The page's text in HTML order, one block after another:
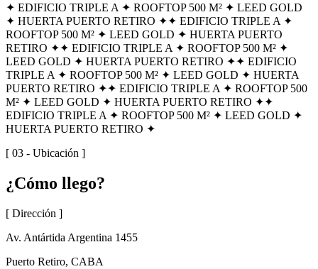
✦ EDIFICIO TRIPLE A ✦ ROOFTOP 500 M² ✦ LEED GOLD
✦ HUERTA PUERTO RETIRO ✦✦ EDIFICIO TRIPLE A ✦
ROOFTOP 500 M² ✦ LEED GOLD ✦ HUERTA PUERTO
RETIRO ✦✦ EDIFICIO TRIPLE A ✦ ROOFTOP 500 M² ✦
LEED GOLD ✦ HUERTA PUERTO RETIRO ✦✦ EDIFICIO
TRIPLE A ✦ ROOFTOP 500 M² ✦ LEED GOLD ✦ HUERTA
PUERTO RETIRO ✦✦ EDIFICIO TRIPLE A ✦ ROOFTOP 500
M² ✦ LEED GOLD ✦ HUERTA PUERTO RETIRO ✦✦
EDIFICIO TRIPLE A ✦ ROOFTOP 500 M² ✦ LEED GOLD ✦
HUERTA PUERTO RETIRO ✦
[ 03 - Ubicación ]
¿Cómo llego?
[ Dirección ]
Av. Antártida Argentina 1455
Puerto Retiro, CABA